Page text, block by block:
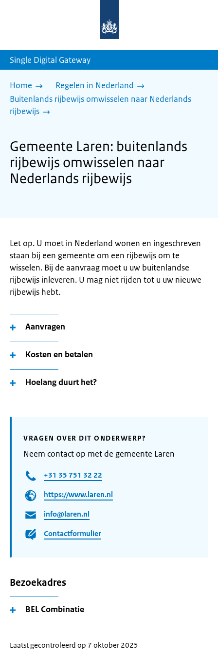
homepage
Single Digital Gateway
Home
Regelen in Nederland
Buitenlands rijbewijs omwisselen naar Nederlands
rijbewijs
Gemeente Laren: buitenlands
rijbewijs omwisselen naar
Nederlands rijbewijs
Let op. U moet in Nederland wonen en ingeschreven
staan bij een gemeente om een rijbewijs om te
wisselen. Bij de aanvraag moet u uw buitenlandse
rijbewijs inleveren. U mag niet rijden tot u uw nieuwe
rijbewijs hebt.
Aanvragen
Kosten en betalen
Hoelang duurt het?
VRAGEN OVER DIT ONDERWERP?
Neem contact op met de gemeente Laren
+31 35 751 32 22
https://www.laren.nl
info@laren.nl
Contactformulier
Bezoekadres
BEL Combinatie
Laatst gecontroleerd op 7 oktober 2025